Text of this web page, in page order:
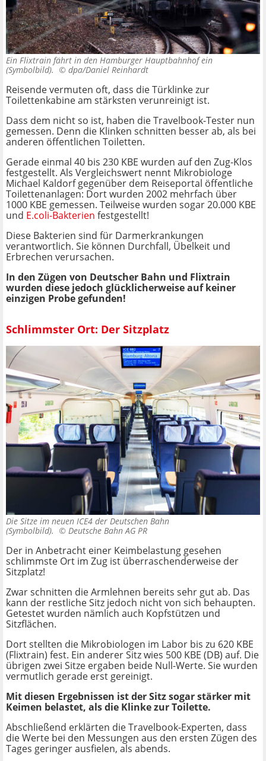
Ein Flixtrain fährt in den Hamburger Hauptbahnhof ein
(Symbolbild). © dpa/Daniel Reinhardt
Reisende vermuten oft, dass die Türklinke zur
Toilettenkabine am stärksten verunreinigt ist.
Dass dem nicht so ist, haben die Travelbook-Tester nun
gemessen. Denn die Klinken schnitten besser ab, als bei
anderen öffentlichen Toiletten.
Gerade einmal 40 bis 230 KBE wurden auf den Zug-Klos
festgestellt. Als Vergleichswert nennt Mikrobiologe
Michael Kaldorf gegenüber dem Reiseportal öffentliche
Toilettenanlagen: Dort wurden 2002 mehrfach über
1000 KBE gemessen. Teilweise wurden sogar 20.000 KBE
und E.coli-Bakterien festgestellt!
Diese Bakterien sind für Darmerkrankungen
verantwortlich. Sie können Durchfall, Übelkeit und
Erbrechen verursachen.
In den Zügen von Deutscher Bahn und Flixtrain
wurden diese jedoch glücklicherweise auf keiner
einzigen Probe gefunden!
Schlimmster Ort: Der Sitzplatz
Die Sitze im neuen ICE4 der Deutschen Bahn
(Symbolbild). © Deutsche Bahn AG PR
Der in Anbetracht einer Keimbelastung gesehen
schlimmste Ort im Zug ist überraschenderweise der
Sitzplatz!
Zwar schnitten die Armlehnen bereits sehr gut ab. Das
kann der restliche Sitz jedoch nicht von sich behaupten.
Getestet wurden nämlich auch Kopfstützen und
Sitzflächen.
Dort stellten die Mikrobiologen im Labor bis zu 620 KBE
(Flixtrain) fest. Ein anderer Sitz wies 500 KBE (DB) auf. Die
übrigen zwei Sitze ergaben beide Null-Werte. Sie wurden
vermutlich gerade erst gereinigt.
Mit diesen Ergebnissen ist der Sitz sogar stärker mit
Keimen belastet, als die Klinke zur Toilette.
Abschließend erklärten die Travelbook-Experten, dass
die Werte bei den Messungen aus den ersten Zügen des
Tages geringer ausfielen, als abends.